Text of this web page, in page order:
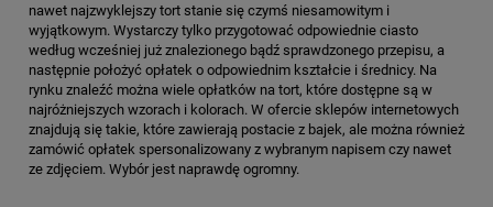
nawet najzwyklejszy tort stanie się czymś niesamowitym i
wyjątkowym. Wystarczy tylko przygotować odpowiednie ciasto
według wcześniej już znalezionego bądź sprawdzonego przepisu, a
następnie położyć opłatek o odpowiednim kształcie i średnicy. Na
rynku znaleźć można wiele opłatków na tort, które dostępne są w
najróżniejszych wzorach i kolorach. W ofercie sklepów internetowych
znajdują się takie, które zawierają postacie z bajek, ale można również
zamówić opłatek spersonalizowany z wybranym napisem czy nawet
ze zdjęciem. Wybór jest naprawdę ogromny.